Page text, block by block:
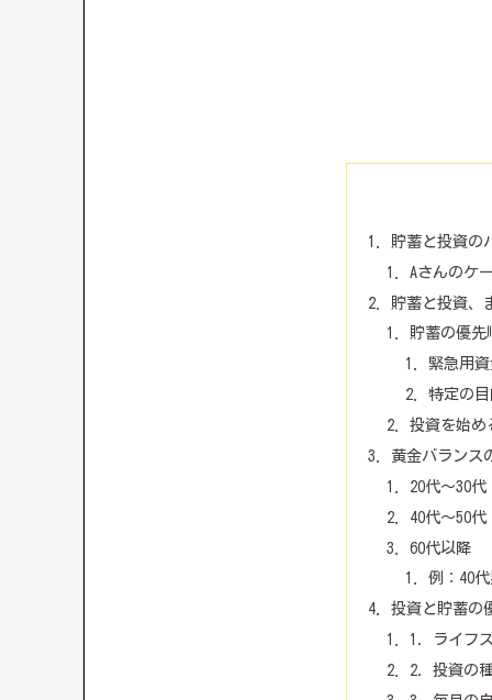
貯蓄と投資の
Aさんのケ
貯蓄と投資、
貯蓄の優先
緊急用
特定の
投資を始め
黄金バランス
20代～30代
40代～50代
60代以降
例：40
投資と貯蓄の
1．ライフ
2．投資の